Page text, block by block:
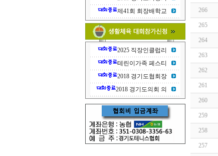
제41회 회장배학교
2025 직장인클럽리
테린이가족 페스티
2018 경기도협회장
2018 경기도의회 의
266
265
264
263
262
261
260
259
258
257